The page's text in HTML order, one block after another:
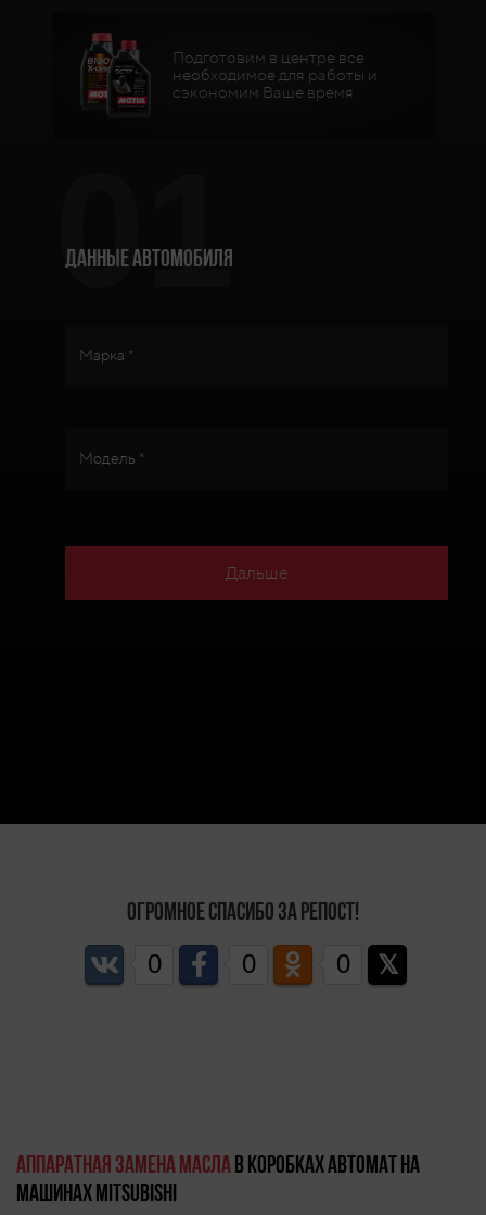
Подготовим в центре все
необходимое для работы и
сэкономим Ваше время
01
Данные автомобиля
Марка *
Модель *
Дальше
Огромное спасибо за репост!
0 0 0
Аппаратная замена масла в коробках автомат на
машинах Mitsubishi